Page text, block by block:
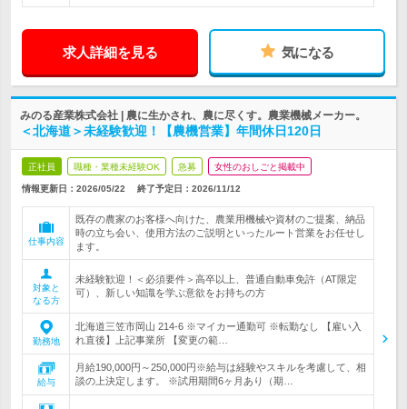
求人詳細を見る 気になる
みのる産業株式会社 | 農に生かされ、農に尽くす。農業機械メーカー。
＜北海道＞未経験歓迎！【農機営業】年間休日120日
正社員 職種・業種未経験OK 急募 女性のおしごと掲載中
情報更新日：2026/05/22 終了予定日： 2026/11/12
仕事内容
既存の農家のお客様へ向けた、農業用機械や資材のご提案、納品
時の立ち会い、使用方法のご説明といったルート営業をお任せし
ます。
対象と
なる方
未経験歓迎！＜必須要件＞高卒以上、普通自動車免許（AT限定
可）、新しい知識を学ぶ意欲をお持ちの方
勤務地
北海道三笠市岡山 214-6 ※マイカー通勤可 ※転勤なし 【雇い入
れ直後】上記事業所 【変更の範…
給与
月給190,000円～250,000円※給与は経験やスキルを考慮して、相
談の上決定します。 ※試用期間6ヶ月あり（期…